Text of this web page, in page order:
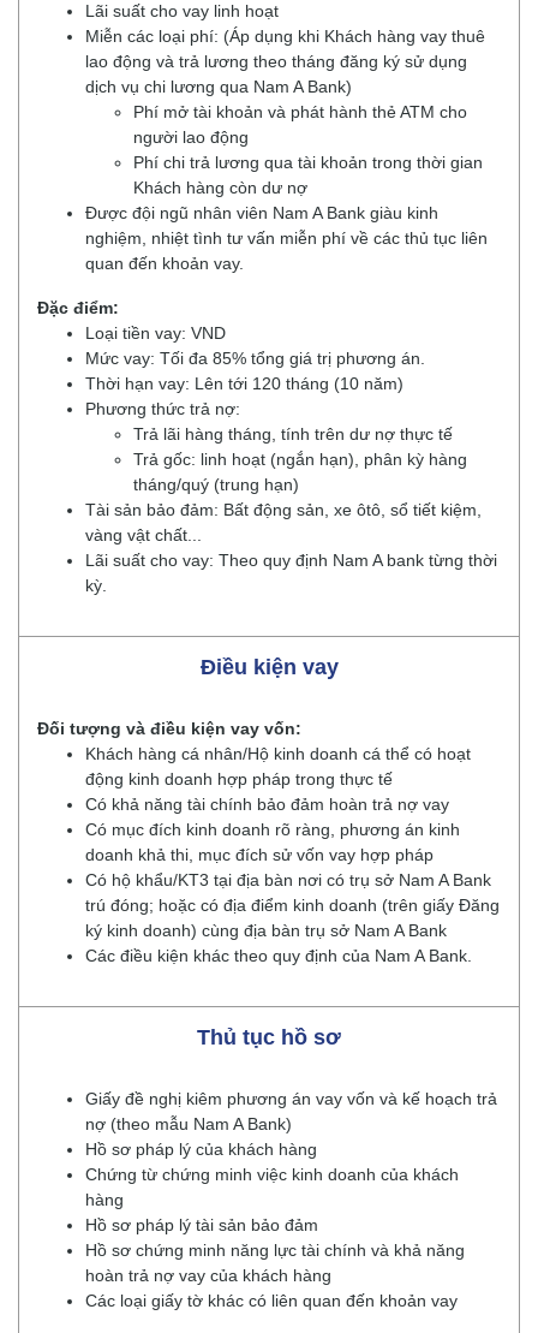
Lãi suất cho vay linh hoạt
Miễn các loại phí: (Áp dụng khi Khách hàng vay thuê
lao động và trả lương theo tháng đăng ký sử dụng
dịch vụ chi lương qua Nam A Bank)
Phí mở tài khoản và phát hành thẻ ATM cho
người lao động
Phí chi trả lương qua tài khoản trong thời gian
Khách hàng còn dư nợ
Được đội ngũ nhân viên Nam A Bank giàu kinh
nghiệm, nhiệt tình tư vấn miễn phí về các thủ tục liên
quan đến khoản vay.
Đặc điểm:
Loại tiền vay: VND
Mức vay: Tối đa 85% tổng giá trị phương án.
Thời hạn vay: Lên tới 120 tháng (10 năm)
Phương thức trả nợ:
Trả lãi hàng tháng, tính trên dư nợ thực tế
Trả gốc: linh hoạt (ngắn hạn), phân kỳ hàng
tháng/quý (trung hạn)
Tài sản bảo đảm: Bất động sản, xe ôtô, sổ tiết kiệm,
vàng vật chất...
Lãi suất cho vay: Theo quy định Nam A bank từng thời
kỳ.
Điều kiện vay
Đối tượng và điều kiện vay vốn:
Khách hàng cá nhân/Hộ kinh doanh cá thể có hoạt
động kinh doanh hợp pháp trong thực tế
Có khả năng tài chính bảo đảm hoàn trả nợ vay
Có mục đích kinh doanh rõ ràng, phương án kinh
doanh khả thi, mục đích sử vốn vay hợp pháp
Có hộ khẩu/KT3 tại địa bàn nơi có trụ sở Nam A Bank
trú đóng; hoặc có địa điểm kinh doanh (trên giấy Đăng
ký kinh doanh) cùng địa bàn trụ sở Nam A Bank
Các điều kiện khác theo quy định của Nam A Bank.
Thủ tục hồ sơ
Giấy đề nghị kiêm phương án vay vốn và kế hoạch trả
nợ (theo mẫu Nam A Bank)
Hồ sơ pháp lý của khách hàng
Chứng từ chứng minh việc kinh doanh của khách
hàng
Hồ sơ pháp lý tài sản bảo đảm
Hồ sơ chứng minh năng lực tài chính và khả năng
hoàn trả nợ vay của khách hàng
Các loại giấy tờ khác có liên quan đến khoản vay